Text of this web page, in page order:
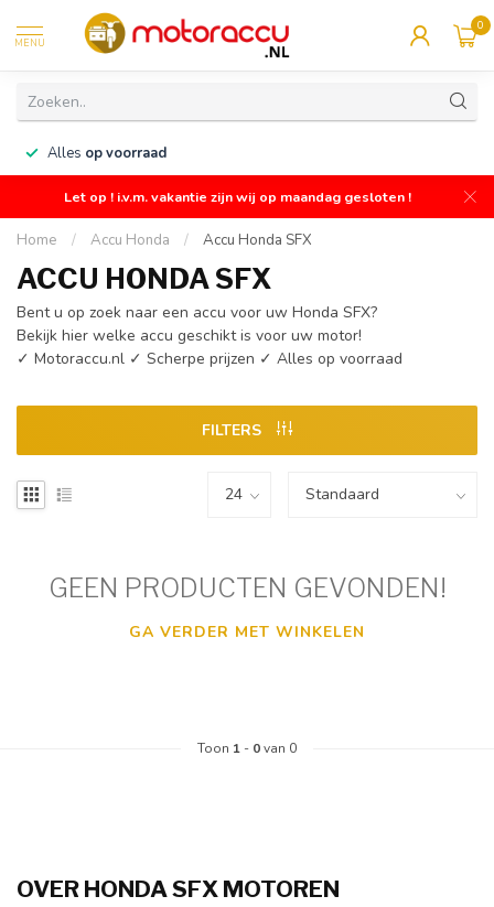
MENU
0
Alles op voorraad
Let op ! i.v.m. vakantie zijn wij op maandag gesloten !
Home / Accu Honda / Accu Honda SFX
ACCU HONDA SFX
Bent u op zoek naar een accu voor uw Honda SFX?
Bekijk hier welke accu geschikt is voor uw motor!
✓ Motoraccu.nl ✓ Scherpe prijzen ✓ Alles op voorraad
FILTERS
GEEN PRODUCTEN GEVONDEN!
GA VERDER MET WINKELEN
Toon 1 - 0van 0
OVER HONDA SFX MOTOREN